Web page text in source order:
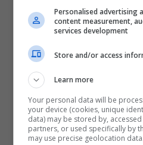
Personalised advertising
content measurement,
services development
Store and/or access
Learn more
Your personal data will be
your device (cookies, unique
data) may be stored by,
partners, or used specifically by
may use precise geolocation data.